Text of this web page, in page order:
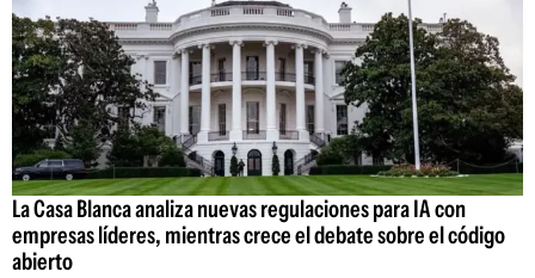
La Casa Blanca analiza nuevas regulaciones para IA con
empresas líderes, mientras crece el debate sobre el código
abierto